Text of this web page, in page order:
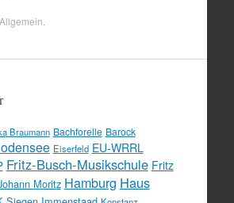
Allgemein
Braumann Bachforelle Barock
Eiserfeld EU-WRRL
Fritz-Busch-Musikschule Fritz
Moritz Hamburg Haus